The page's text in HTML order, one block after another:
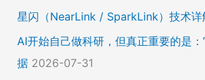
星闪（NearLink / SparkLink）技术详
AI开始自己做科研，但真正重要的是
据 2026-07-31